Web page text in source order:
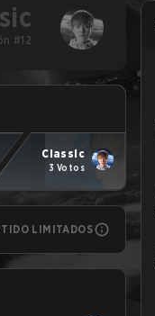
#12
Classic
3 Votos
LIMITADOS